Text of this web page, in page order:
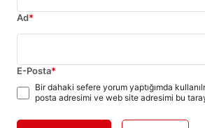
Ad*
E-Posta*
Bir dahaki sefere yorum yaptığımda
posta adresimi ve web site adresimi bu